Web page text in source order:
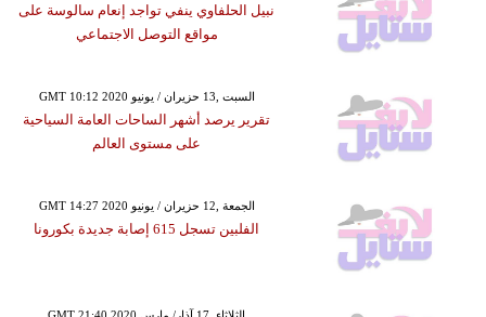
نبيل الحلفاوي ينفي تواجد إنعام سالوسة على
مواقع التوصل الاجتماعي
GMT 10:12 2020 السبت ,13 حزيران / يونيو
تقرير يرصد أشهر الساحات العامة السياحية
على مستوى العالم
GMT 14:27 2020 الجمعة ,12 حزيران / يونيو
الفلبين تسجل 615 إصابة جديدة بكورونا